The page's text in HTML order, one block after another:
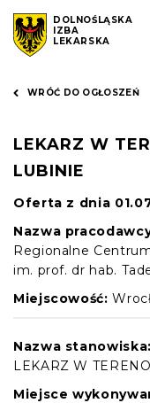
DOLNOŚLĄSKA
IZBA
LEKARSKA
WRÓĆ DO OGŁOSZEŃ
LEKARZ W
LUBINIE
Oferta z dnia
Nazwa
Regionalne
im. prof. dr hab.
Miejscowość:
Nazwa stanowiska:
LEKARZ W
Miejsce